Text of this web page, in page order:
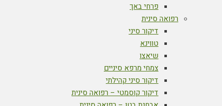
פרחי באך
רפואה סינית
דיקור סיני
טווינא
שיאצו
צמחי מרפא סיניים
דיקור סיני קהילתי
דיקור קוסמטי – רפואה סינית